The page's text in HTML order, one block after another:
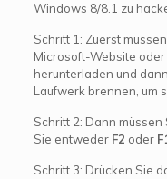
Windows 8/8.1 zu
Schritt 1: Zuerst
Microsoft-Website
herunterladen und
Laufwerk brennen, um
Schritt 2: Dann
Sie entweder F2 oder
Schritt 3: Drücken Sie